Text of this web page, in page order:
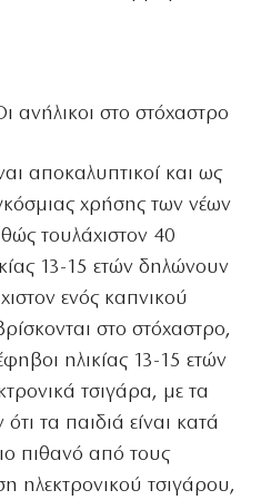
ανήλικοι στο στόχαστρο
αποκαλυπτικοί και ως
χρήσης των νέων
τουλάχιστον 40
13-15 ετών δηλώνουν
ενός καπνικού
στο στόχαστρο,
ηλικίας 13-15 ετών
τσιγάρα, με τα
τα παιδιά είναι κατά
πιθανό από τους
ηλεκτρονικού τσιγάρου,